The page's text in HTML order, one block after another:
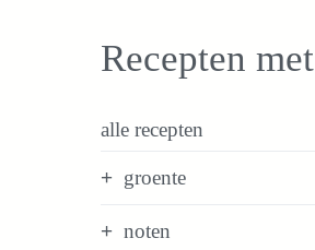
Recepten met
alle recepten
groente
noten